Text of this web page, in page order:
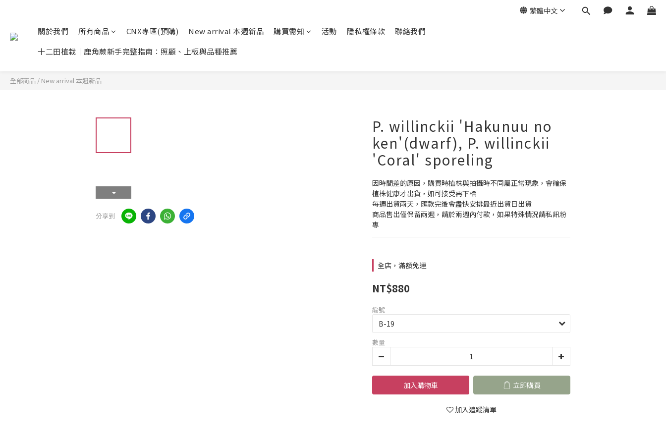
繁體中文
關於我們 所有商品 CNX專區(預購) New arrival 本週新品 購買需知 活動 隱私權條款
聯絡我們
十二田植栽｜鹿角蕨新手完整指南：照顧、上板與品種推薦
全部商品 / New arrival 本週新品
分享到
P. willinckii 'Hakunuu no
ken'(dwarf), P. willinckii
'Coral' sporeling
因時間差的原因，購買時植株與拍攝時不同屬正常現象，會確保
植株健康才出貨，如可接受再下標
每週出貨兩天，匯款完後會盡快安排最近出貨日出貨
商品售出僅保留兩週，請於兩週內付款，如果特殊情況請私訊粉
專
全店，滿額免運
NT$880
編號
數量
加入購物車 立即購買
加入追蹤清單